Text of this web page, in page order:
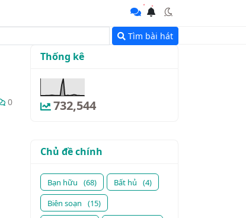
Tìm bài hát
0
Thống kê
732,544
Chủ đề chính
Bạn hữu (68) Bất hủ
(4)
Biên soạn
(15)